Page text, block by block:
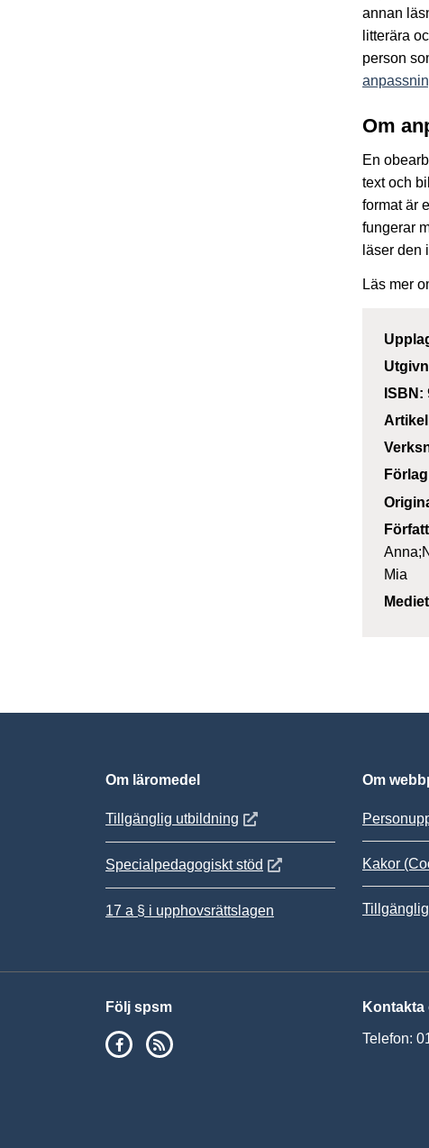
annan
litterära
person
Om
En
text och
format är
fungerar
läser den
Läs mer
ISBN:
Mia
Om läromedel
Tillgänglig utbildning Öppnas i nytt fönster
Specialpedagogiskt stöd Öppnas i nytt fönster
17 a § i upphovsrättslagen
Om
Kakor
Följ spsm
SPSM på Facebook
Kontakta
Telefon: